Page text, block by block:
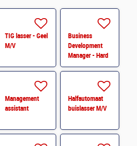
TIG lasser - Geel
M/V
Business
Development
Manager - Hard
Facility
Management
assistant
Halfautomaat
buislasser M/V